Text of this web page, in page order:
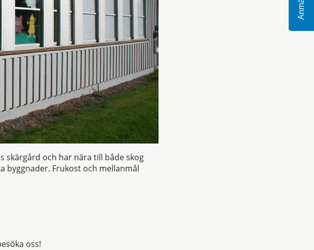
skärgård och har nära till både skog
byggnader. Frukost och mellanmål
oss!